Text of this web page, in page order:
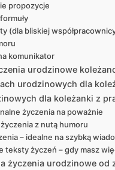
propozycje
(dla bliskiej
komunikator
urodzinowe
urodzinowych dla
dla koleżanki z
życzenia na poważnie
z nutą humoru
– idealne na szybką
teksty życzeń – gdy masz
życzenia urodzinowe od